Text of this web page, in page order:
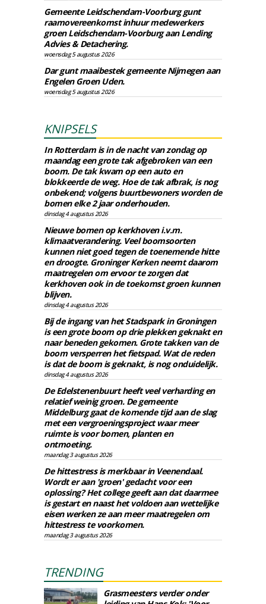
Gemeente Leidschendam-Voorburg gunt
raamovereenkomst inhuur medewerkers
groen Leidschendam-Voorburg aan Lending
Advies & Detachering.
woensdag 5 augustus 2026
Dar gunt maaibestek gemeente Nijmegen aan
Engelen Groen Uden.
woensdag 5 augustus 2026
KNIPSELS
In Rotterdam is in de nacht van zondag op
maandag een grote tak afgebroken van een
boom. De tak kwam op een auto en
blokkeerde de weg. Hoe de tak afbrak, is nog
onbekend; volgens buurtbewoners worden de
bomen elke 2 jaar onderhouden.
dinsdag 4 augustus 2026
Nieuwe bomen op kerkhoven i.v.m.
klimaatverandering. Veel boomsoorten
kunnen niet goed tegen de toenemende hitte
en droogte. Groninger Kerken neemt daarom
maatregelen om ervoor te zorgen dat
kerkhoven ook in de toekomst groen kunnen
blijven.
dinsdag 4 augustus 2026
Bij de ingang van het Stadspark in Groningen
is een grote boom op drie plekken geknakt en
naar beneden gekomen. Grote takken van de
boom versperren het fietspad. Wat de reden
is dat de boom is geknakt, is nog onduidelijk.
dinsdag 4 augustus 2026
De Edelstenenbuurt heeft veel verharding en
relatief weinig groen. De gemeente
Middelburg gaat de komende tijd aan de slag
met een vergroeningsproject waar meer
ruimte is voor bomen, planten en
ontmoeting.
maandag 3 augustus 2026
De hittestress is merkbaar in Veenendaal.
Wordt er aan 'groen' gedacht voor een
oplossing? Het college geeft aan dat daarmee
is gestart en naast het voldoen aan wettelijke
eisen werken ze aan meer maatregelen om
hittestress te voorkomen.
maandag 3 augustus 2026
TRENDING
Grasmeesters verder onder